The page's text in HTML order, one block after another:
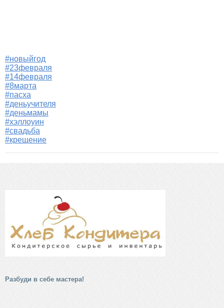
#новыйгод
#23февраля
#14февраля
#8марта
#пасха
#деньучителя
#деньмамы
#хэллоуин
#свадьба
#крещение
Разбуди в себе мастера!